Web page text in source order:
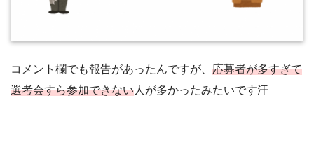
コメント欄でも報告があったんですが、 応募者が多すぎて
選考会すら参加できない人が多かったみたいです汗